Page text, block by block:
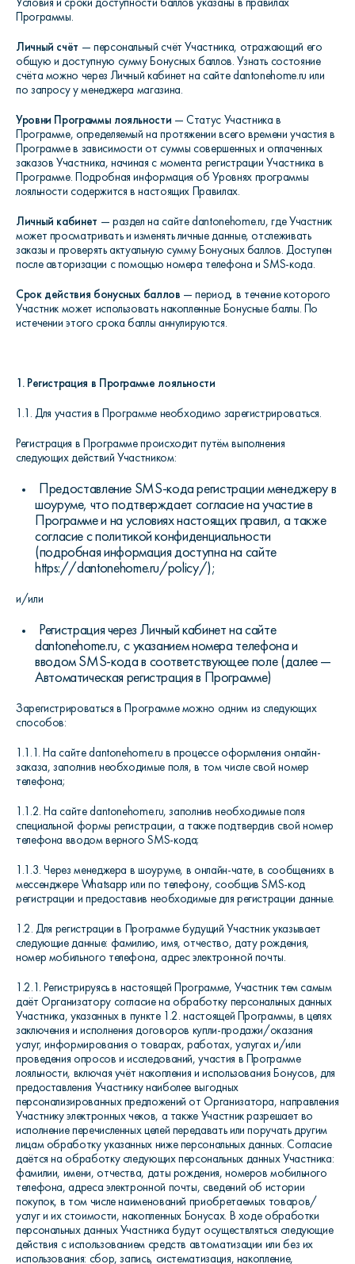
Программы.
Личный счёт — персональный счёт Участника, отражающий его
общую и доступную сумму Бонусных баллов. Узнать состояние
счёта можно через Личный кабинет на сайте dantonehome.ru или
по запросу у менеджера магазина.
Уровни Программы лояльности — Статус Участника в
Программе, определяемый на протяжении всего времени участия в
Программе в зависимости от суммы совершенных и оплаченных
заказов Участника, начиная с момента регистрации Участника в
Программе. Подробная информация об Уровнях программы
лояльности содержится в настоящих Правилах.
Личный кабинет — раздел на сайте dantonehome.ru, где Участник
может просматривать и изменять личные данные, отслеживать
заказы и проверять актуальную сумму Бонусных баллов. Доступен
после авторизации с помощью номера телефона и SMS-кода.
Срок действия бонусных баллов — период, в течение которого
Участник может использовать накопленные Бонусные баллы. По
истечении этого срока баллы аннулируются.
1. Регистрация в Программе лояльности
1.1. Для участия в Программе необходимо зарегистрироваться.
Регистрация в Программе происходит путём выполнения
следующих действий Участником:
Предоставление SMS-кода регистрации менеджеру в
шоуруме, что подтверждает согласие на участие в
Программе и на условиях настоящих правил, а также
согласие с политикой конфиденциальности
(подробная информация доступна на сайте
https://dantonehome.ru/policy/);
и/или
Регистрация через Личный кабинет на сайте
dantonehome.ru, с указанием номера телефона и
вводом SMS-кода в соответствующее поле (далее —
Автоматическая регистрация в Программе)
Зарегистрироваться в Программе можно одним из следующих
способов:
1.1.1. На сайтеdantonehome.ru в процессе оформления онлайн-
заказа, заполнив необходимые поля, в том числе свой номер
телефона;
1.1.2. На сайтеdantonehome.ru, заполнив необходимые поля
специальной формы регистрации, а также подтвердив свой номер
телефона вводом верного SMS-кода;
1.1.3. Через менеджера в шоуруме, в онлайн-чате, в сообщениях в
мессенджере Whatsapp или по телефону, сообщив SMS-код
регистрации и предоставив необходимые для регистрации данные.
1.2. Для регистрации в Программе будущий Участник указывает
следующие данные: фамилию, имя, отчество, дату рождения,
номер мобильного телефона, адрес электронной почты.
1.2.1. Регистрируясь в настоящей Программе, Участник тем самым
даёт Организатору согласие на обработку персональных данных
Участника, указанных в пункте 1.2. настоящей Программы, в целях
заключения и исполнения договоров купли-продажи/оказания
услуг, информирования о товарах, работах, услугах и/или
проведения опросов и исследований, участия в Программе
лояльности, включая учёт накопления и использования Бонусов, для
предоставления Участнику наиболее выгодных
персонализированных предложений от Организатора, направления
Участнику электронных чеков, а также Участник разрешает во
исполнение перечисленных целей передавать или поручать другим
лицам обработку указанных ниже персональных данных. Согласие
даётся на обработку следующих персональных данных Участника:
фамилии, имени, отчества, даты рождения, номеров мобильного
телефона, адреса электронной почты, сведений об истории
покупок, в том числе наименований приобретаемых товаров/
услуг и их стоимости, накопленных Бонусах. В ходе обработки
персональных данных Участника будут осуществляться следующие
действия с использованием средств автоматизации или без их
использования: сбор, запись, систематизация, накопление,